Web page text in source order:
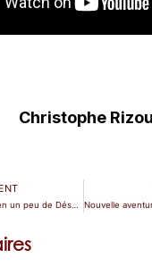
Christophe